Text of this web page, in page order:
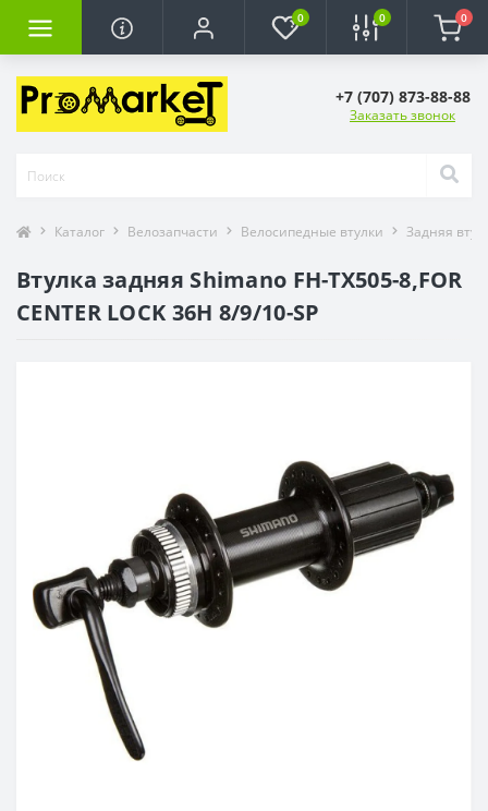
0 0 0
+7 (707) 873-88-88
Заказать звонок
Каталог Велозапчасти Велосипедные втулки Задняя
Втулка задняя Shimano FH-TX505-8,FOR
CENTER LOCK 36H 8/9/10-SP